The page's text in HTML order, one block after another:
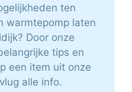
ten
warmtepomp laten
Door onze
tips en
een item uit onze
alle info.